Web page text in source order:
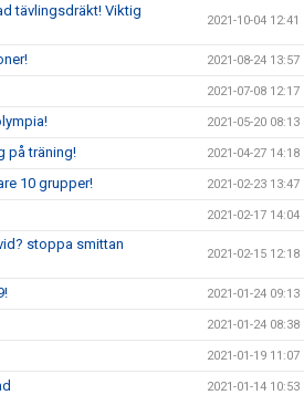
tävlingsdräkt! Viktig
2021-10-04 12:41
2021-08-24 13:57
2021-07-08 12:17
2021-05-20 08:13
på träning! 2021-04-27 14:18
10 grupper! 2021-02-23 13:47
2021-02-17 14:04
stoppa smittan
2021-02-15 12:18
2021-01-24 09:13
2021-01-24 08:38
2021-01-19 11:07
2021-01-14 10:53